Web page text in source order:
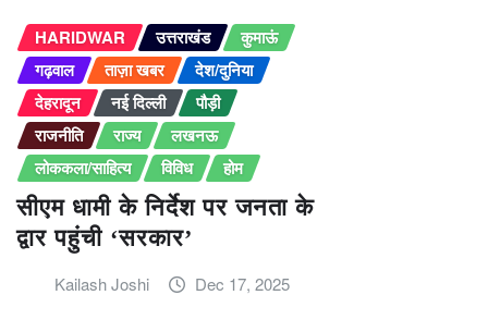
HARIDWAR उत्तराखंड
कुमाऊं
गढ़वाल
ताज़ा खबर
देश/दुनिया
देहरादून
नई दिल्ली
पौड़ी
राजनीति
राज्य
लखनऊ
लोककला/साहित्य
विविध होम
सीएम धामी के निर्देश पर जनता के
द्वार पहुंची ‘सरकार’
Kailash Joshi Dec 17, 2025